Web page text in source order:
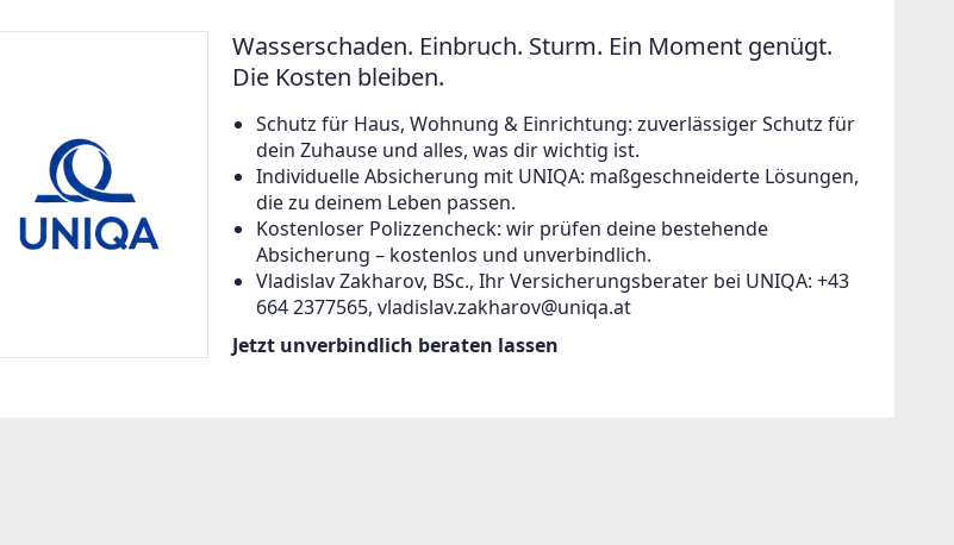
Wasserschaden. Einbruch. Sturm. Ein Moment genügt.
Die Kosten bleiben.
Schutz für Haus, Wohnung & Einrichtung: zuverlässiger Schutz für
dein Zuhause und alles, was dir wichtig ist.
Individuelle Absicherung mit UNIQA: maßgeschneiderte Lösungen,
die zu deinem Leben passen.
Kostenloser Polizzencheck: wir prüfen deine bestehende
Absicherung – kostenlos und unverbindlich.
Vladislav Zakharov, BSc., Ihr Versicherungsberater bei UNIQA: +43
664 2377565, vladislav.zakharov@uniqa.at
Jetzt unverbindlich beraten lassen